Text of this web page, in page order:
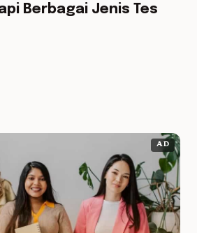
Berbagai Jenis Tes
AD